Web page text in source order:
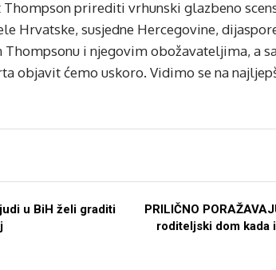
Thompson prirediti vrhunski glazbeno
Hrvatske, susjedne Hercegovine,
i njegovim obožavateljima, a
objavit ćemo uskoro. Vidimo se na
u BiH želi graditi
PRILIČNO
roditeljski dom kada